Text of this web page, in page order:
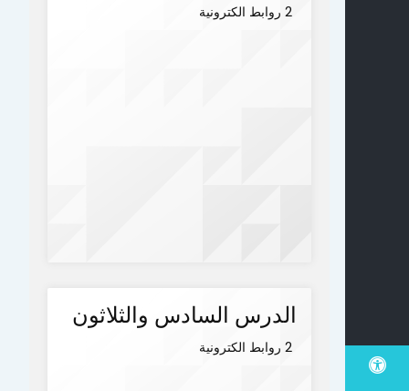
2 روابط الكترونية
الدرس السادس والثلاثون
2 روابط الكترونية